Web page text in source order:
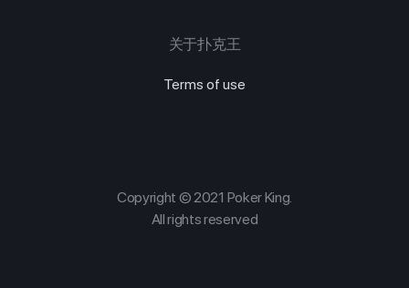
关于扑克王
Terms of use
Copyright © 2021 Poker King.
All rights reserved